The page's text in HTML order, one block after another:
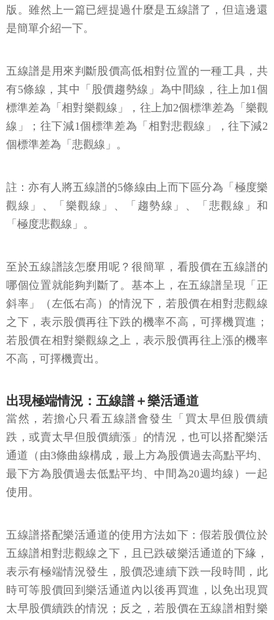
版。雖然上一篇已經提過什麼是五線譜了，但這邊還
是簡單介紹一下。
五線譜是用來判斷股價高低相對位置的一種工具，共
有5條線，其中「股價趨勢線」為中間線，往上加1個
標準差為「相對樂觀線」，往上加2個標準差為「樂觀
線」；往下減1個標準差為「相對悲觀線」，往下減2
個標準差為「悲觀線」。
註：亦有人將五線譜的5條線由上而下區分為「極度樂
觀線」、「樂觀線」、「趨勢線」、「悲觀線」和
「極度悲觀線」。
至於五線譜該怎麼用呢？很簡單，看股價在五線譜的
哪個位置就能夠判斷了。基本上，在五線譜呈現「正
斜率」（左低右高）的情況下，若股價在相對悲觀線
之下，表示股價再往下跌的機率不高，可擇機買進；
若股價在相對樂觀線之上，表示股價再往上漲的機率
不高，可擇機賣出。
出現極端情況：五線譜＋樂活通道
當然，若擔心只看五線譜會發生「買太早但股價續
跌，或賣太早但股價續漲」的情況，也可以搭配樂活
通道（由3條曲線構成，最上方為股價過去高點平均、
最下方為股價過去低點平均、中間為20週均線）一起
使用。
五線譜搭配樂活通道的使用方法如下：假若股價位於
五線譜相對悲觀線之下，且已跌破樂活通道的下緣，
表示有極端情況發生，股價恐連續下跌一段時間，此
時可等股價回到樂活通道內以後再買進，以免出現買
太早股價續跌的情況；反之，若股價在五線譜相對樂